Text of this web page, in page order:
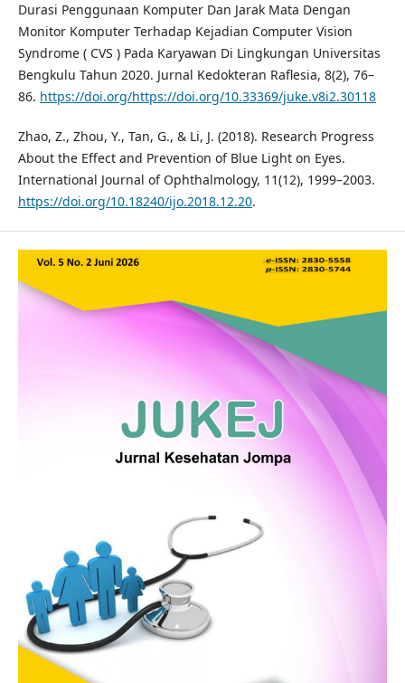
Durasi Penggunaan Komputer Dan Jarak Mata Dengan
Monitor Komputer Terhadap Kejadian Computer Vision
Syndrome ( CVS ) Pada Karyawan Di Lingkungan Universitas
Bengkulu Tahun 2020. Jurnal Kedokteran Raflesia, 8(2), 76–
86. https://doi.org/https://doi.org/10.33369/juke.v8i2.30118
Zhao, Z., Zhou, Y., Tan, G., & Li, J. (2018). Research Progress
About the Effect and Prevention of Blue Light on Eyes.
International Journal of Ophthalmology, 11(12), 1999–2003.
https://doi.org/10.18240/ijo.2018.12.20.